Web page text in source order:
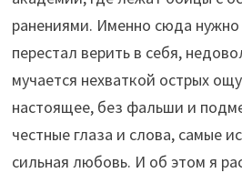
ранениями. Именно сюда
перестал верить в себя,
мучается нехваткой острых
настоящее, без фальши и
честные глаза и слова, самые
сильная любовь. И об этом я